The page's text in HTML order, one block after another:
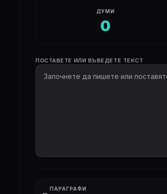
ДУМИ
0
ПОСТАВЕТЕ ИЛИ ВЪВЕДЕТЕ ТЕКСТ
ПАРАГРАФИ